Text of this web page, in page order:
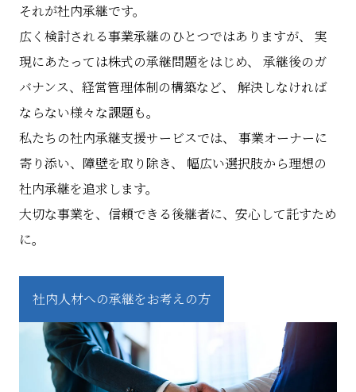
それが社内承継です。
広く検討される事業承継のひとつではありますが、
実
現にあたっては株式の承継問題をはじめ、
承継後のガ
バナンス、経営管理体制の構築など、
解決しなければ
ならない様々な課題も。
私たちの社内承継支援サービスでは、
事業オーナーに
寄り添い、障壁を取り除き、
幅広い選択肢から理想の
社内承継を追求します。
大切な事業を、信頼できる後継者に、安心して託すため
に。
社内人材への承継をお考えの方